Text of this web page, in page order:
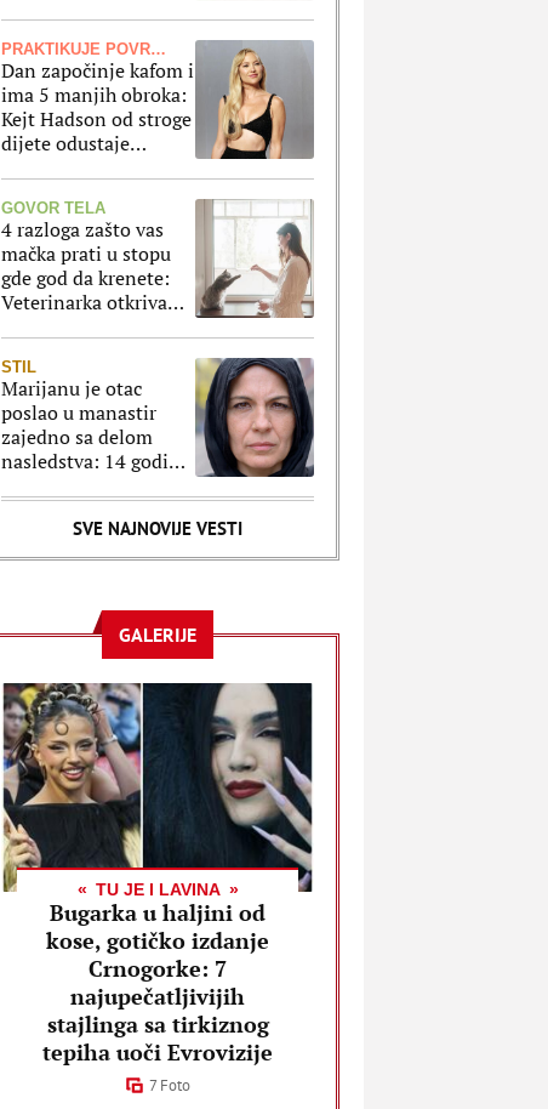
PRAKTIKUJE POVREMENI POST
Dan započinje kafom i
ima 5 manjih obroka:
Kejt Hadson od stroge
dijete odustaje
GOVOR TELA
4 razloga zašto vas
mačka prati u stopu
gde god da krenete:
Veterinarka otkriva
STIL
Marijanu je otac
poslao u manastir
zajedno sa delom
nasledstva: 14 godina
ali je u tajnosti decu
SVE NAJNOVIJE VESTI
GALERIJE
TU JE I LAVINA
Bugarka u haljini od
kose, gotičko izdanje
Crnogorke: 7
najupečatljivijih
stajlinga sa tirkiznog
tepiha uoči Evrovizije
7 Foto